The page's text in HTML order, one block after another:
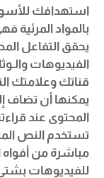
استهدافك
بالمواد المرئية
يحقق التفاعل
الفيديوهات
قناتك وعلامتك
يمكنها أن تضاف
المحتوى عند
تستخدم النص
مباشرة من أفواه
للفيديوهات